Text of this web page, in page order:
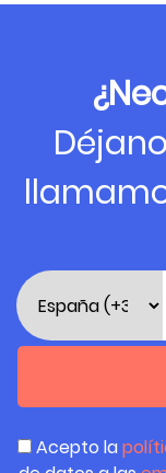
Acepto la